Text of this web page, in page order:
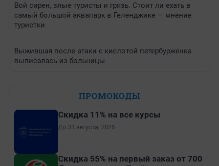
Вой сирен, злые туристы и грязь. Стоит ли ехать в
самый большой аквапарк в Геленджике — мнение
туристки
Выжившая после атаки с кислотой петербурженка
выписалась из больницы
ПРОМОКОДЫ
Скидка 11% на все курсы
До 31 августа, 2026
Скидка 55% на первый заказ от 700